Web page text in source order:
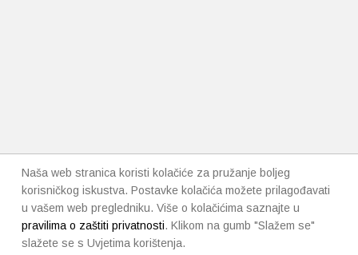
Naša web stranica koristi kolačiće za pružanje boljeg
korisničkog iskustva. Postavke kolačića možete prilagođavati
u vašem web pregledniku. Više o kolačićima saznajte u
pravilima o zaštiti privatnosti. Klikom na gumb "Slažem se"
slažete se s Uvjetima korištenja.